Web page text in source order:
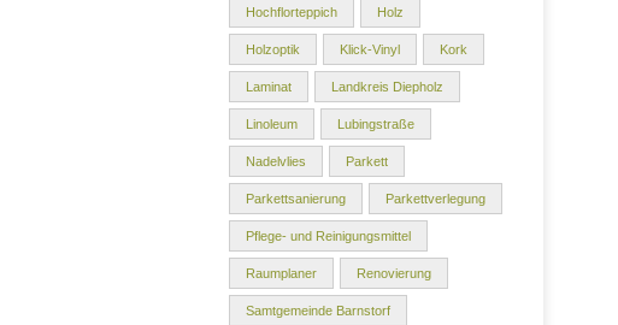
Hochflorteppich Holz
Holzoptik Klick-Vinyl Kork
Laminat Landkreis Diepholz
Linoleum Lubingstraße
Nadelvlies Parkett
Parkettsanierung Parkettverlegung
Pflege- und Reinigungsmittel
Raumplaner Renovierung
Samtgemeinde Barnstorf